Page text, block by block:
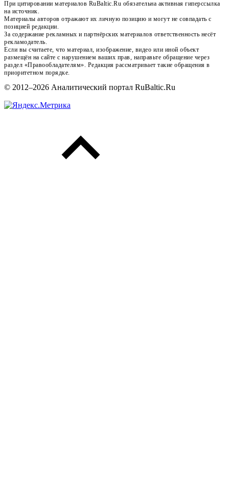
При цитировании материалов RuBaltic.Ru обязательна активная гиперссылка
на источник.
Материалы авторов отражают их личную позицию и могут не совпадать с
позицией редакции.
За содержание рекламных и партнёрских материалов ответственность несёт
рекламодатель.
Если вы считаете, что материал, изображение, видео или иной объект
размещён на сайте с нарушением ваших прав, направьте обращение через
раздел «Правообладателям». Редакция рассматривает такие обращения в
приоритетном порядке.
© 2012–2026 Аналитический портал RuBaltic.Ru